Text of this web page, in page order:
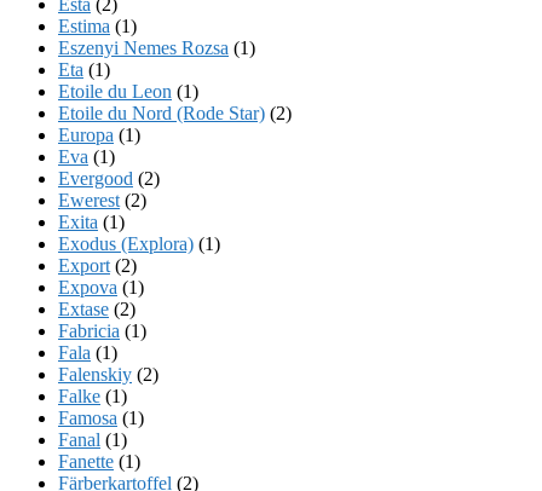
Estima (1)
Eszenyi Nemes Rozsa (1)
Eta (1)
Etoile du Leon (1)
Etoile du Nord (Rode Star) (2)
Europa (1)
Eva (1)
Evergood (2)
Ewerest (2)
Exita (1)
Exodus (Explora) (1)
Export (2)
Expova (1)
Extase (2)
Fabricia (1)
Fala (1)
Falenskiy (2)
Falke (1)
Famosa (1)
Fanal (1)
Fanette (1)
Färberkartoffel (2)